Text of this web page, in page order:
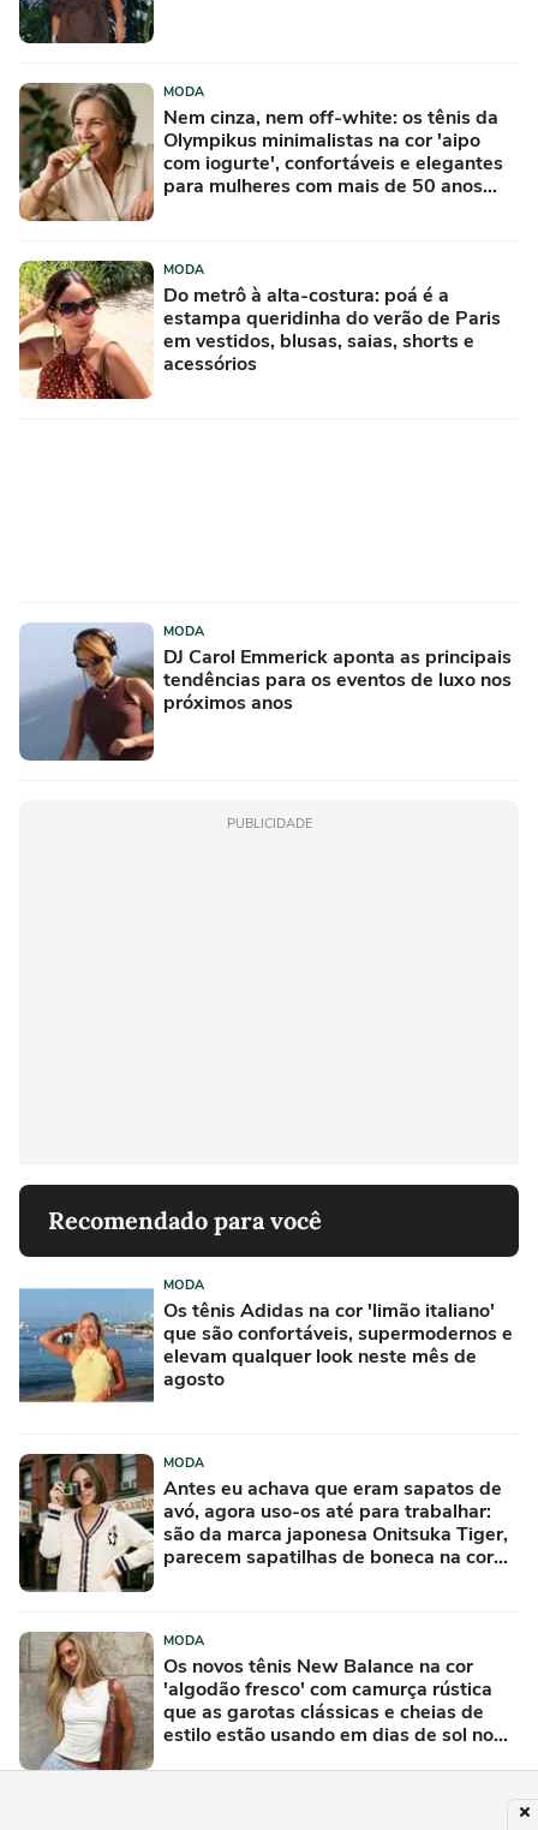
MODA
Nem cinza, nem off-white: os tênis da
Olympikus minimalistas na cor 'aipo
com iogurte', confortáveis e elegantes
para mulheres com mais de 50 anos
MODA
Do metrô à alta-costura: poá é a
estampa queridinha do verão de Paris
em vestidos, blusas, saias, shorts e
acessórios
MODA
DJ Carol Emmerick aponta as principais
tendências para os eventos de luxo nos
próximos anos
PUBLICIDADE
Recomendado para você
MODA
Os tênis Adidas na cor 'limão italiano'
que são confortáveis, supermodernos e
elevam qualquer look neste mês de
agosto
MODA
Antes eu achava que eram sapatos de
avó, agora uso-os até para trabalhar:
são da marca japonesa Onitsuka Tiger,
parecem sapatilhas de boneca na cor
MODA
Os novos tênis New Balance na cor
'algodão fresco' com camurça rústica
que as garotas clássicas e cheias de
estilo estão usando em dias de sol no